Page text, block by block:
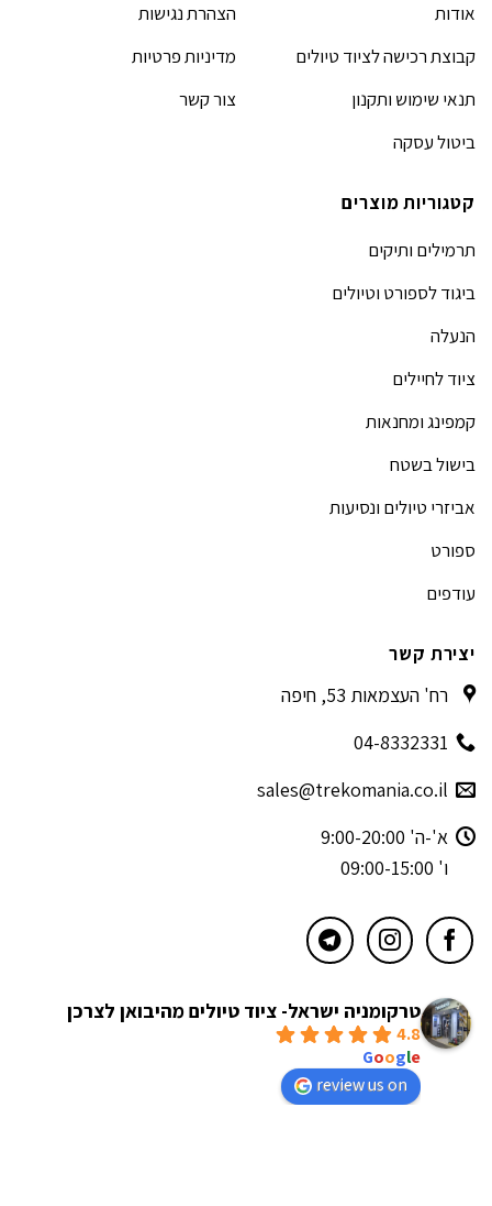
אודות
קבוצת רכישה לציוד טיולים
תנאי שימוש ותקנון
ביטול עסקה
הצהרת נגישות
מדיניות פרטיות
צור קשר
קטגוריות מוצרים
תרמילים ותיקים
ביגוד לספורט וטיולים
הנעלה
ציוד לחיילים
קמפינג ומחנאות
בישול בשטח
אביזרי טיולים ונסיעות
ספורט
עודפים
יצירת קשר
רח' העצמאות 53, חיפה
04-8332331
sales@trekomania.co.il
א'-ה' 9:00-20:00
ו' 09:00-15:00
טרקומניה ישראל- ציוד טיולים מהיבואן לצרכן
4.8
Google
review us on